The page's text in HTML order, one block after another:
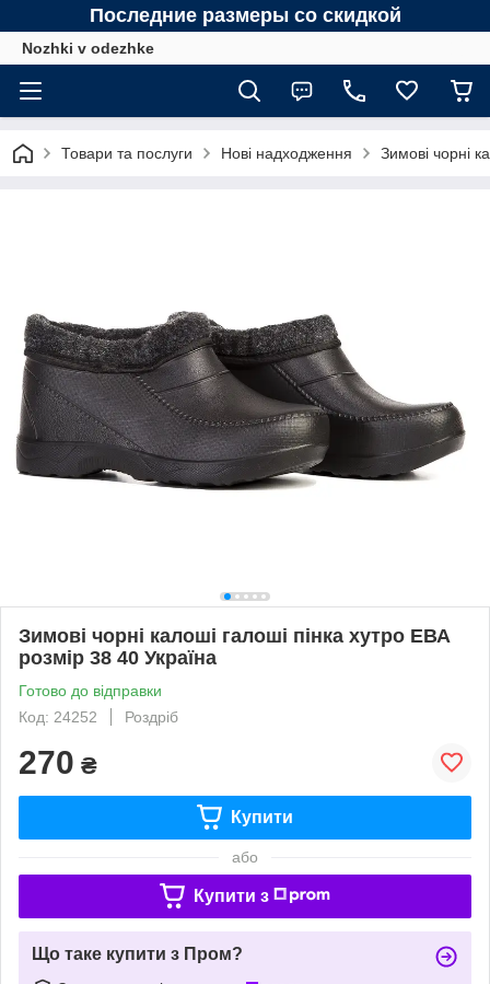
Последние размеры со скидкой
Nozhki v odezhke
Товари та послуги Нові надходження Зимові чорні
Зимові чорні калоші галоші пінка хутро ЕВА
розмір 38 40 Україна
Готово до відправки
Код: 24252
Роздріб
270 ₴
Купити
або
Купити з
Що таке купити з Пром?